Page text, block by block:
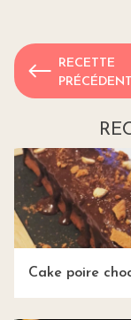
RECETTE
Cake poire